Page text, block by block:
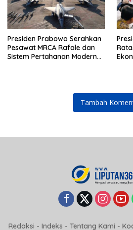
Presiden Prabowo Serahkan
Pesawat MRCA Rafale dan
Sistem Pertahanan Modern
Tambah
Redaksi - Indeks - Tentang Kami -